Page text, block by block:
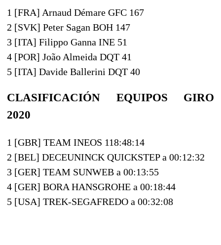
1 [FRA] Arnaud Démare GFC 167
2 [SVK] Peter Sagan BOH 147
3 [ITA] Filippo Ganna INE 51
4 [POR] João Almeida DQT 41
5 [ITA] Davide Ballerini DQT 40
CLASIFICACIÓN EQUIPOS GIRO
2020
1 [GBR] TEAM INEOS 118:48:14
2 [BEL] DECEUNINCK QUICKSTEP a 00:12:32
3 [GER] TEAM SUNWEB a 00:13:55
4 [GER] BORA HANSGROHE a 00:18:44
5 [USA] TREK-SEGAFREDO a 00:32:08